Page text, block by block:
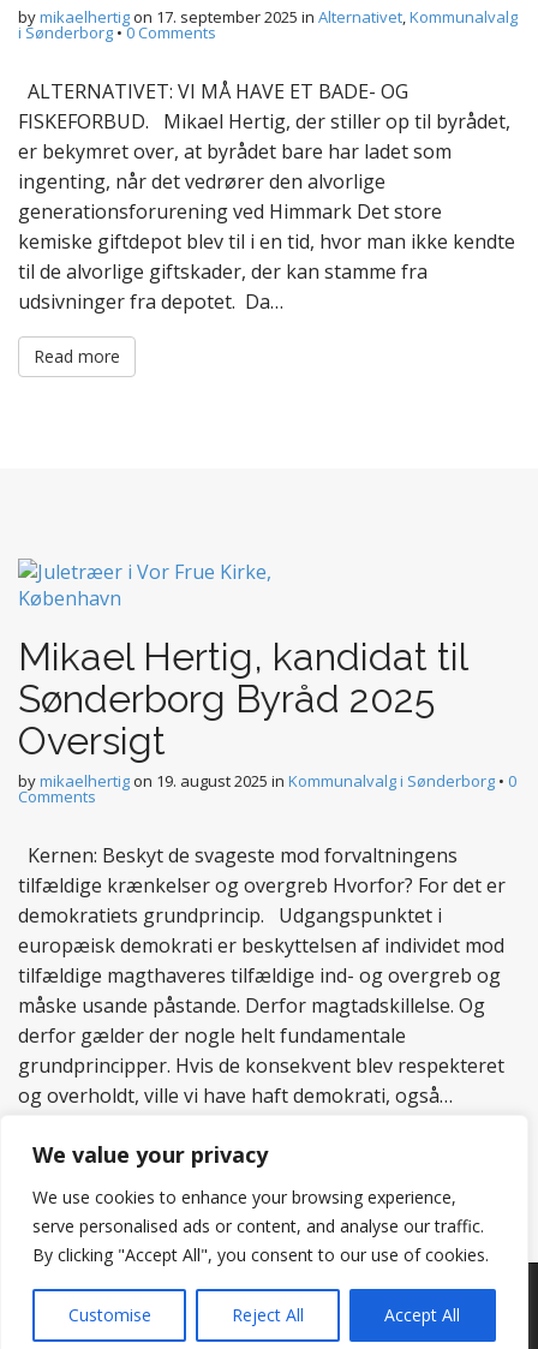
We value your privacy
We use cookies to enhance your browsing experience,
serve personalised ads or content, and analyse our traffic.
By clicking "Accept All", you consent to our use of cookies.
Customise Reject All Accept All
bymikaelhertigon 17. september 2025 in Alternativet,Kommunalvalg
i Sønderborg •0 Comments
ALTERNATIVET: VI MÅ HAVE ET BADE- OG
FISKEFORBUD. Mikael Hertig, der stiller op til byrådet,
er bekymret over, at byrådet bare har ladet som
ingenting, når det vedrører den alvorlige
generationsforurening ved Himmark Det store
kemiske giftdepot blev til i en tid, hvor man ikke kendte
til de alvorlige giftskader, der kan stamme fra
udsivninger fra depotet. Da…
Read more
Mikael Hertig, kandidat til
Sønderborg Byråd 2025
Oversigt
bymikaelhertigon 19. august 2025 in Kommunalvalg i Sønderborg • 0
Comments
Kernen: Beskyt de svageste mod forvaltningens
tilfældige krænkelser og overgreb Hvorfor? For det er
demokratiets grundprincip. Udgangspunktet i
europæisk demokrati er beskyttelsen af individet mod
tilfældige magthaveres tilfældige ind- og overgreb og
måske usande påstande. Derfor magtadskillelse. Og
derfor gælder der nogle helt fundamentale
grundprincipper. Hvis de konsekvent blev respekteret
og overholdt, ville vi have haft demokrati, også…
Read more
Copyright © 2026Hertig . All Rights Reserved.
The Matheson Theme by bavotasan.com.